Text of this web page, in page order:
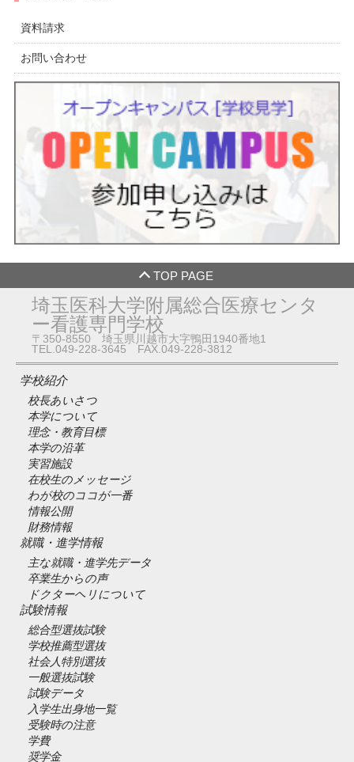
資料請求
お問い合わせ
TOP PAGE
埼玉医科大学附属総合医療センタ
ー看護専門学校
〒350-8550 埼玉県川越市大字鴨田1940番地1
TEL.049-228-3645 FAX.049-228-3812
学校紹介
校長あいさつ
本学について
理念・教育目標
本学の沿革
実習施設
在校生のメッセージ
わが校のココが一番
情報公開
財務情報
就職・進学情報
主な就職・進学先データ
卒業生からの声
ドクターヘリについて
試験情報
総合型選抜試験
学校推薦型選抜
社会人特別選抜
一般選抜試験
試験データ
入学生出身地一覧
受験時の注意
学費
奨学金